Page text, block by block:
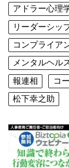
アドラー心理
リーダーシッ
コンプライア
メンタルヘル
報連相
コ
松下幸之助